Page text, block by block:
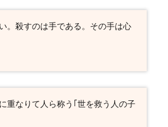
。殺すのは手である。その手は心
重なりて人ら称う｢世を救う人の子